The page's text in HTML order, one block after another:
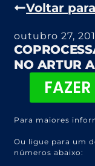
Voltar
outubro 27,
NO ARTUR
Para maiores
Ou ligue para um
números abaixo: